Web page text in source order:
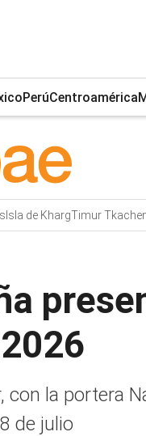
PerúCentroamérica
Isla de KhargTimur
la portera
de julio